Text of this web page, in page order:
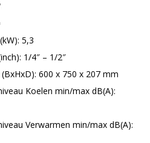
5,3
1/4″ – 1/2″
600 x 750 x 207 mm
Koelen min/max dB(A):
Verwarmen min/max dB(A):